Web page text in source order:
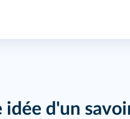
idée d'un